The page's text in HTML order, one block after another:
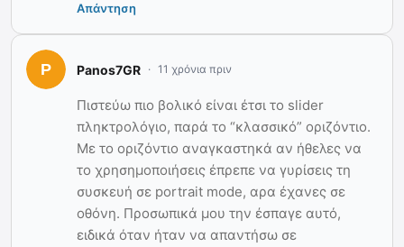
Απάντηση
Panos7GR 11 χρόνια πριν
Πιστεύω πιο βολικό είναι έτσι το slider
πληκτρολόγιο, παρά το “κλασσικό” οριζόντιο.
Με το οριζόντιο αναγκαστηκά αν ήθελες να
το χρησημοποιήσεις έπρεπε να γυρίσεις τη
συσκευή σε portrait mode, αρα έχανες σε
οθόνη. Προσωπικά μου την έσπαγε αυτό,
ειδικά όταν ήταν να απαντήσω σε